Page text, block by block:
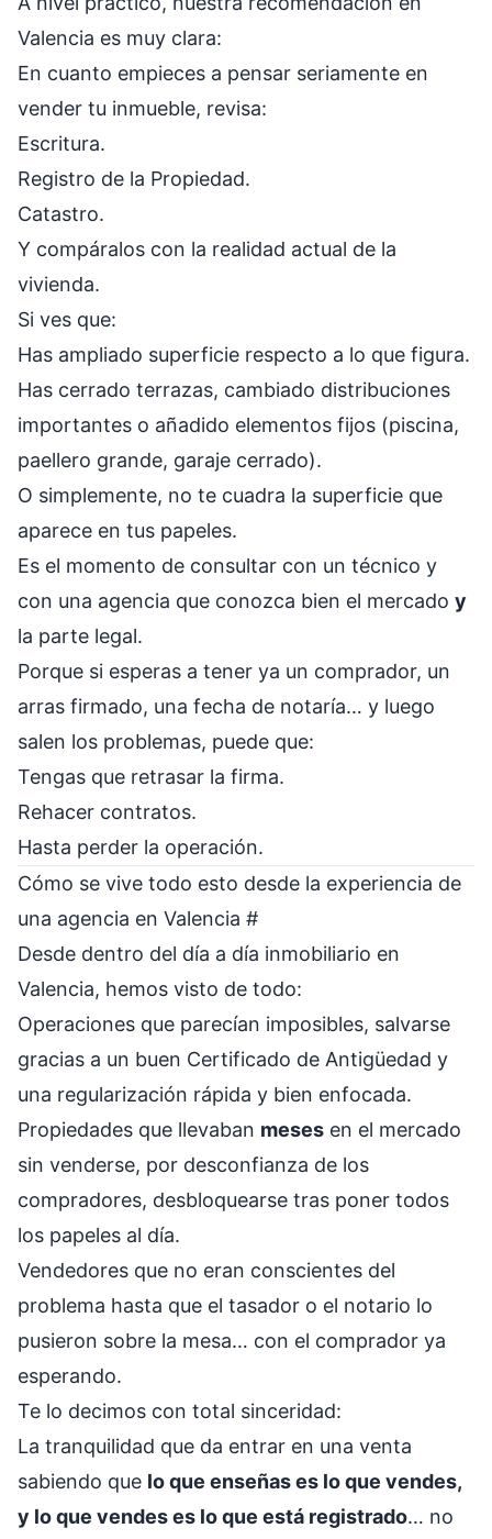
Valencia es muy clara:
En cuanto empieces a pensar seriamente en
vender tu inmueble, revisa:
Escritura.
Registro de la Propiedad.
Catastro.
Y compáralos con la realidad actual de la
vivienda.
Si ves que:
Has ampliado superficie respecto a lo que figura.
Has cerrado terrazas, cambiado distribuciones
importantes o añadido elementos fijos (piscina,
paellero grande, garaje cerrado).
O simplemente, no te cuadra la superficie que
aparece en tus papeles.
Es el momento de consultar con un técnico y
con una agencia que conozca bien el mercado y
la parte legal.
Porque si esperas a tener ya un comprador, un
arras firmado, una fecha de notaría… y luego
salen los problemas, puede que:
Tengas que retrasar la firma.
Rehacer contratos.
Hasta perder la operación.
Cómo se vive todo esto desde la experiencia de
una agencia en Valencia #
Desde dentro del día a día inmobiliario en
Valencia, hemos visto de todo:
Operaciones que parecían imposibles, salvarse
gracias a un buen Certificado de Antigüedad y
una regularización rápida y bien enfocada.
Propiedades que llevaban meses en el mercado
sin venderse, por desconfianza de los
compradores, desbloquearse tras poner todos
los papeles al día.
Vendedores que no eran conscientes del
problema hasta que el tasador o el notario lo
pusieron sobre la mesa… con el comprador ya
esperando.
Te lo decimos con total sinceridad:
La tranquilidad que da entrar en una venta
sabiendo que lo que enseñas es lo que vendes,
y lo que vendes es lo que está registrado… no